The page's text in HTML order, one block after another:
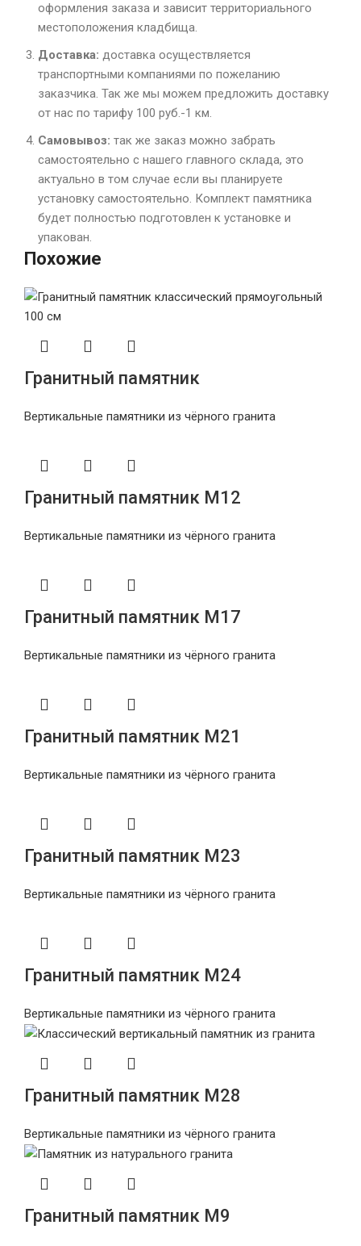
оформления заказа и зависит территориального
местоположения кладбища.
Доставка: доставка осуществляется
транспортными компаниями по пожеланию
заказчика. Так же мы можем предложить доставку
от нас по тарифу 100 руб.-1 км.
Самовывоз: так же заказ можно забрать
самостоятельно с нашего главного склада, это
актуально в том случае если вы планируете
установку самостоятельно. Комплект памятника
будет полностью подготовлен к установке и
упакован.
Похожие
Гранитный памятник
Вертикальные памятники из чёрного гранита
Гранитный памятник М12
Вертикальные памятники из чёрного гранита
Гранитный памятник М17
Вертикальные памятники из чёрного гранита
Гранитный памятник М21
Вертикальные памятники из чёрного гранита
Гранитный памятник М23
Вертикальные памятники из чёрного гранита
Гранитный памятник М24
Вертикальные памятники из чёрного гранита
Гранитный памятник М28
Вертикальные памятники из чёрного гранита
Гранитный памятник М9